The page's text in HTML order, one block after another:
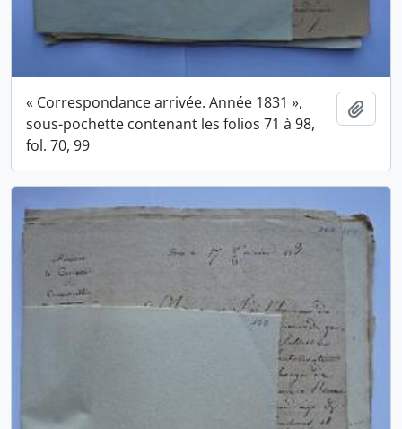
« Correspondance arrivée. Année 1831 »,
sous-pochette contenant les folios 71 à 98,
fol. 70, 99